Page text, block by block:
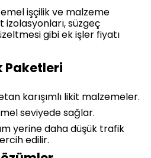
işçilik ve malzeme
süzgeç
gibi ek işler fiyatı
Paketleri
karışımlı likit malzemeler.
seviyede sağlar.
yerine daha düşük trafik
edilir.